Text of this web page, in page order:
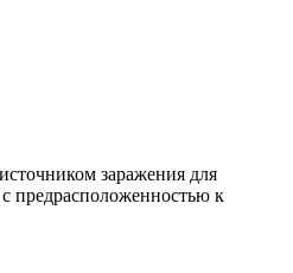
заражения для
предрасположенностью к